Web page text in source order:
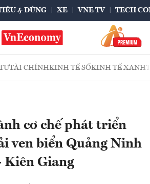
& DÙNG XE VNE TV TECH
TÀI CHÍNHKINH TẾ SỐKINH TẾ XANH
cơ chế phát triển
ven biển Quảng Ninh
Kiên Giang